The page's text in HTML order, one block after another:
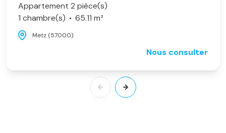
Appartement 2 pièce(s)
1 chambre(s)
65.11 m²
Metz (57000)
Nous consulter